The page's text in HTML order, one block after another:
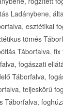
Ladánybene,
esztétikai
tömés
Táborfalva,
fogászati
Táborfalva,
teljeskörű